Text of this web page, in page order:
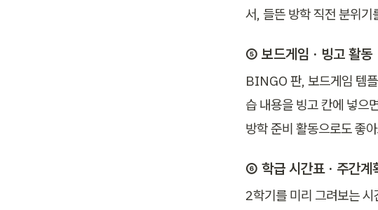
서, 들뜬 방학 직전 분위기
⑤ 보드게임 · 빙고 활동
BINGO 판, 보드게임 템
습 내용을 빙고 칸에 넣으
방학 준비 활동으로도 좋
⑥ 학급 시간표 · 주간계
2학기를 미리 그려보는